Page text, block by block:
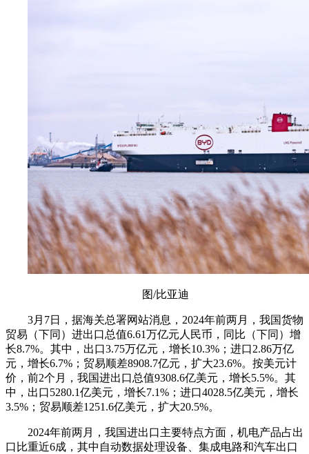
图/比亚迪
3月7日，据海关总署网站消息，2024年前两月，我国货物
贸易（下同）进出口总值6.61万亿元人民币，同比（下同）增
长8.7%。其中，出口3.75万亿元，增长10.3%；进口2.86万亿
元，增长6.7%；贸易顺差8908.7亿元，扩大23.6%。按美元计
价，前2个月，我国进出口总值9308.6亿美元，增长5.5%。其
中，出口5280.1亿美元，增长7.1%；进口4028.5亿美元，增长
3.5%；贸易顺差1251.6亿美元，扩大20.5%。
2024年前两月，我国进出口主要特点方面，机电产品占出
口比重近6成，其中自动数据处理设备、集成电路和汽车出口